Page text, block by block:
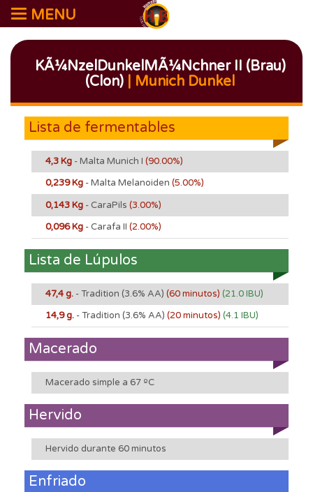
MENU
KÃ¼nzelDunkelMÃ¼nchner II (Brau)
(Clon) | Munich Dunkel
Lista de fermentables
4,3 Kg - Malta Munich I (90.00%)
0,239 Kg - Malta Melanoiden (5.00%)
0,143 Kg - CaraPils (3.00%)
0,096 Kg - Carafa II (2.00%)
Lista de Lúpulos
47,4 g. - Tradition (3.6% AA) (60 minutos) (21.0 IBU)
14,9 g. - Tradition (3.6% AA) (20 minutos) (4.1 IBU)
Macerado
Macerado simple a 67 ºC
Hervido
Hervido durante 60 minutos
Enfriado